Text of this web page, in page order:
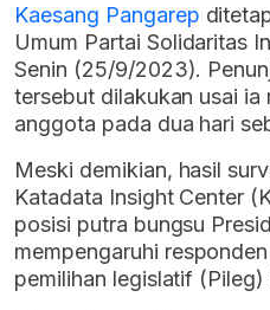
Kaesang Pangarep
Umum Partai Solidaritas
Senin (25/9/2023).
tersebut dilakukan usai ia
anggota pada dua hari
Meski demikian, hasil
Katadata Insight Center
posisi putra bungsu
mempengaruhi
pemilihan legislatif (Pileg)